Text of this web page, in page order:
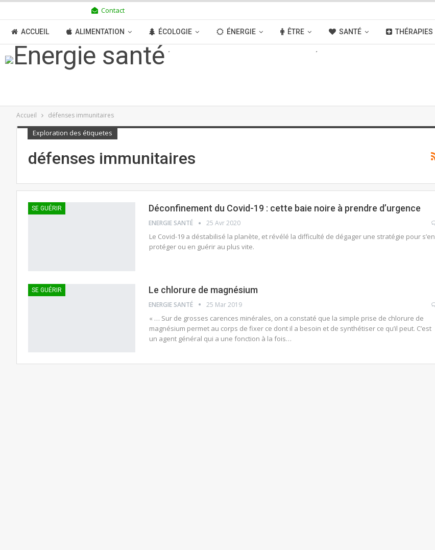
Contact
ACCUEIL ALIMENTATION ÉCOLOGIE ÉNERGIE ÊTRE SANTÉ THÉRAPIES
TRANSITION BOUTIQUE MÉDIAS
Accueil défenses immunitaires
Exploration des étiquetes
défenses immunitaires
SE GUÉRIR Déconfinement du Covid-19 : cette baie noire à prendre d’urgence
ENERGIE SANTÉ 25 Avr 2020
Le Covid-19 a déstabilisé la planète, et révélé la difficulté de dégager une stratégie pour s’en
protéger ou en guérir au plus vite.
SE GUÉRIR Le chlorure de magnésium
ENERGIE SANTÉ 25 Mar 2019
« … Sur de grosses carences minérales, on a constaté que la simple prise de chlorure de
magnésium permet au corps de fixer ce dont il a besoin et de synthétiser ce qu’il peut. C’est
un agent général qui a une fonction à la fois…